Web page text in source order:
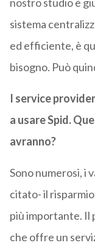
nostro studio è
sistema
ed efficiente, è
bisogno. Può
I service
a usare Spid.
avranno?
Sono numerosi, i
citato- il
più importante. Il
che offre un